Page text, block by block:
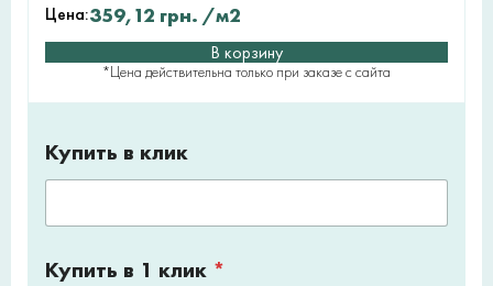
Цена:359,12 грн. /м2
В корзину
*Цена действительна только при заказе с сайта
Купить в клик
Купить в 1 клик *